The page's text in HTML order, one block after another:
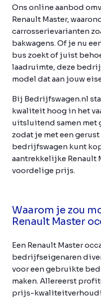
Ons online aanbod
Renault Master,
carrosserievarianten
bakwagens. Of je nu
bus zoekt of juist
laadruimte, deze
model dat aan jouw
Bij Bedrijfswagen.nl
kwaliteit hoog in het
uitsluitend samen met
zodat je met een
bedrijfswagen kunt
aantrekkelijke Renault
voordelige prijs.
Waarom je zou
Renault Master
Een Renault Master
bedrijfseigenaren
voor een gebruikte
maken. Allereerst
prijs-